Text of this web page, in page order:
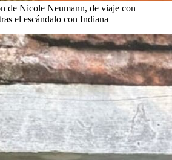
de Nicole Neumann, de viaje con
el escándalo con Indiana